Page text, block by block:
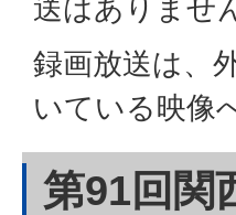
送はありませ
録画放送は、
いている映像
第91回関